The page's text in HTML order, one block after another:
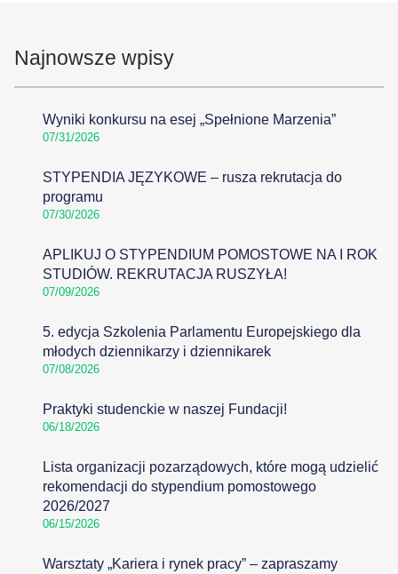
Najnowsze wpisy
Wyniki konkursu na esej „Spełnione Marzenia”
07/31/2026
STYPENDIA JĘZYKOWE – rusza rekrutacja do
programu
07/30/2026
APLIKUJ O STYPENDIUM POMOSTOWE NA I ROK
STUDIÓW. REKRUTACJA RUSZYŁA!
07/09/2026
5. edycja Szkolenia Parlamentu Europejskiego dla
młodych dziennikarzy i dziennikarek
07/08/2026
Praktyki studenckie w naszej Fundacji!
06/18/2026
Lista organizacji pozarządowych, które mogą udzielić
rekomendacji do stypendium pomostowego
2026/2027
06/15/2026
Warsztaty „Kariera i rynek pracy” – zapraszamy